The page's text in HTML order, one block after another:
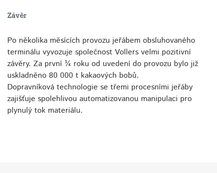
Závěr
Po několika měsících provozu jeřábem obsluhovaného
terminálu vyvozuje společnost Vollers velmi pozitivní
závěry. Za první ¾ roku od uvedení do provozu bylo již
uskladněno 80 000 t kakaových bobů.
Dopravníková technologie se třemi procesními jeřáby
zajišťuje spolehlivou automatizovanou manipulaci pro
plynulý tok materiálu.